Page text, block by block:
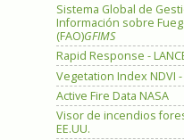
Sistema Global de
Información sobre
(FAO)GFIMS
Rapid Response -
Vegetation Index NDVI -
Active Fire Data NASA
Visor de incendios
EE.UU.